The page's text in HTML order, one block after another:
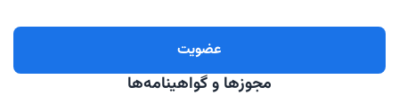
مجوزها و گواهینامه‌ها